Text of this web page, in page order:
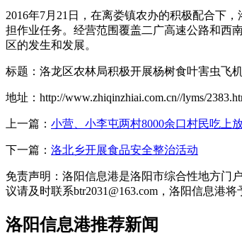
2016年7月21日，在离娄镇农办的积极配合下
担作业任务。经营范围覆盖二广高速公路和西
区的发生和发展。
标题：洛龙区农林局积极开展杨树食叶害虫飞
地址：http://www.zhiqinzhiai.com.cn//lyms/
上一篇： 小营、小李屯两村8000余口村民吃上
下一篇： 洛北乡开展食品安全整治活动
免责声明：洛阳信息港是洛阳市综合性地方门
议请及时联系btr2031@163.com，洛阳信息港将
洛阳信息港推荐新闻